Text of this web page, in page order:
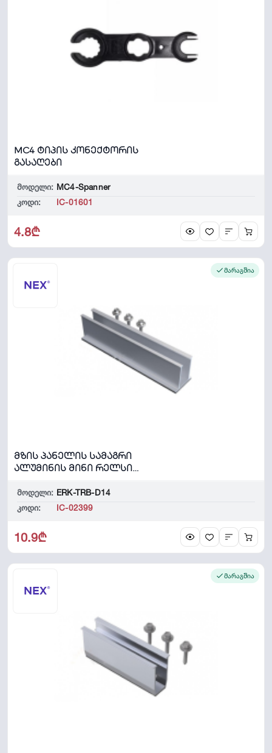
MC4 ტიპის კონექტორის
გასაღები
მოდელი: MC4-Spanner
კოდი:
IC-01601
4.8₾
მარაგშია
მზის პანელის სამაგრი
ალუმინის მინი რელსი
მოდელი: ERK-TRB-D14
კოდი:
IC-02399
10.9₾
მარაგშია